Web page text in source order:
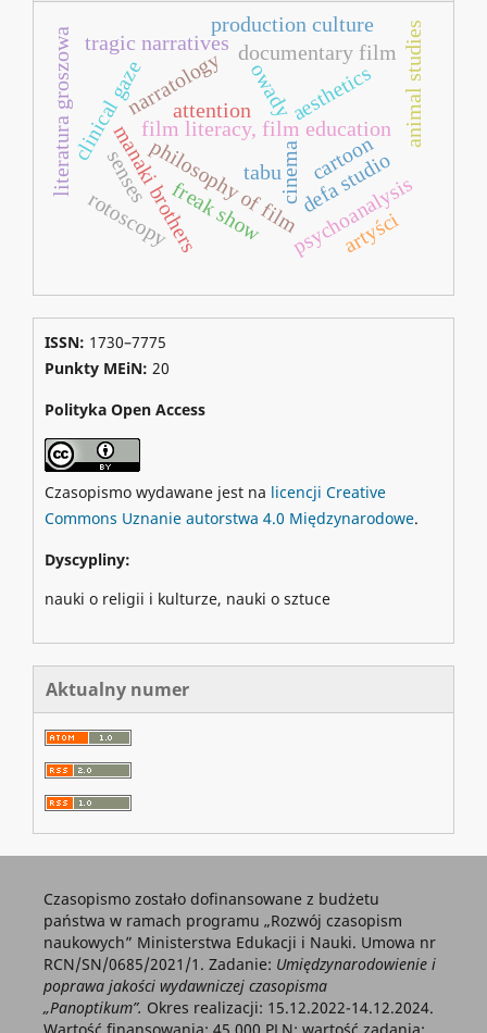
film literacy, film education
manaki brothers cinema
clinical gazenarratology
philosophy of filmpsychoanalysis
aesthetics
tragic narratives documentary film
cartoon
freak show
rotoscopy
production culture
literatura groszowa tabu
animal studies
owady
senses
attention
defa studio
artyści
ISSN: 1730–7775
Punkty MEiN: 20
Polityka Open Access
Czasopismo wydawane jest na licencji Creative
Commons Uznanie autorstwa 4.0 Międzynarodowe.
Dyscypliny:
nauki o religii i kulturze, nauki o sztuce
Aktualny numer
Czasopismo zostało dofinansowane z budżetu
państwa w ramach programu „Rozwój czasopism
naukowych” Ministerstwa Edukacji i Nauki. Umowa nr
RCN/SN/0685/2021/1. Zadanie: Umiędzynarodowienie i
poprawa jakości wydawniczej czasopisma
„Panoptikum”. Okres realizacji: 15.12.2022-14.12.2024.